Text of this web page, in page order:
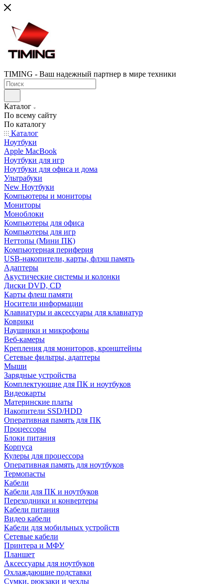
TIMING - Ваш надежный партнер в мире техники
Каталог
По всему сайту
По каталогу
Каталог
Ноутбуки
Apple MacBook
Ноутбуки для игр
Ноутбуки для офиса и дома
Ультрабуки
New Ноутбуки
Компьютеры и мониторы
Мониторы
Моноблоки
Компьютеры для офиса
Компьютеры для игр
Неттопы (Мини ПК)
Компьютерная периферия
USB-накопители, карты, флэш память
Адаптеры
Акустические системы и колонки
Диски DVD, CD
Карты флеш памяти
Носители информации
Клавиатуры и аксессуары для клавиатур
Коврики
Наушники и микрофоны
Веб-камеры
Крепления для мониторов, кронштейны
Сетевые фильтры, адаптеры
Мыши
Зарядные устройства
Комплектующие для ПК и ноутбуков
Видеокарты
Материнские платы
Накопители SSD/HDD
Оперативная память для ПК
Процессоры
Блоки питания
Корпуса
Кулеры для процессора
Оперативная память для ноутбуков
Термопасты
Кабели
Кабели для ПК и ноутбуков
Переходники и конвертеры
Кабели питания
Видео кабели
Кабели для мобильных устройств
Сетевые кабели
Принтера и МФУ
Планшет
Аксессуары для ноутбуков
Охлаждающие подставки
Сумки, рюкзаки и чехлы